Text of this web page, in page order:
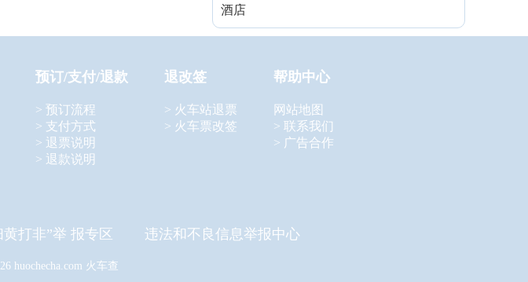
酒店
预订/支付/退款
> 预订流程
> 支付方式
> 退票说明
> 退款说明
退改签
> 火车站退票
> 火车票改签
帮助中心
网站地图
> 联系我们
> 广告合作
黄打非”举 报专区 违法和不良信息举报中心
huochecha.com 火车查